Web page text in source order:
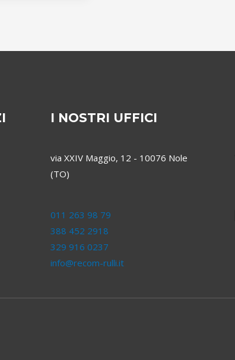
I NOSTRI UFFICI
via XXIV Maggio, 12 - 10076 Nole
(TO)
011 263 98 79
388 452 2918
329 916 0237
info@recom-rulli.it